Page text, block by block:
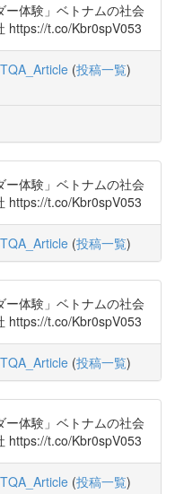
ー体験」ベトナムの社会
https://t.co/Kbr0spV053
(投稿一覧)
ー体験」ベトナムの社会
https://t.co/Kbr0spV053
(投稿一覧)
ー体験」ベトナムの社会
https://t.co/Kbr0spV053
(投稿一覧)
ー体験」ベトナムの社会
https://t.co/Kbr0spV053
(投稿一覧)